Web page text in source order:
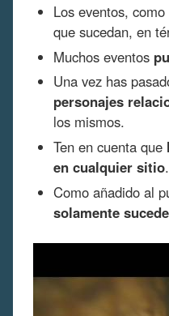
Los eventos,
que sucedan, en
Muchos eventos
Una vez has
personajes
los mismos.
Ten en cuenta que
en cualquier sitio.
Como añadido al
solamente